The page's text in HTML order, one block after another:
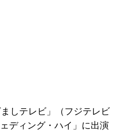
しテレビ」（フジテレビ
ディング・ハイ」に出演